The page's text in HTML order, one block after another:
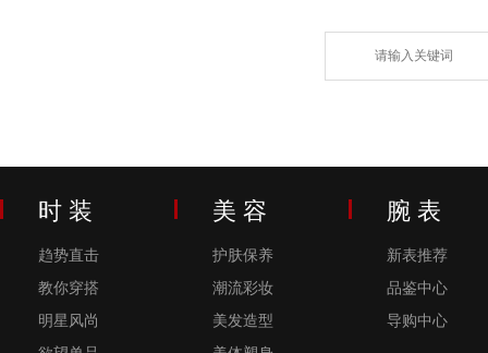
时 装
趋势直击
教你穿搭
明星风尚
美 容
护肤保养
潮流彩妆
美发造型
腕 表
新表推荐
品鉴中心
导购中心